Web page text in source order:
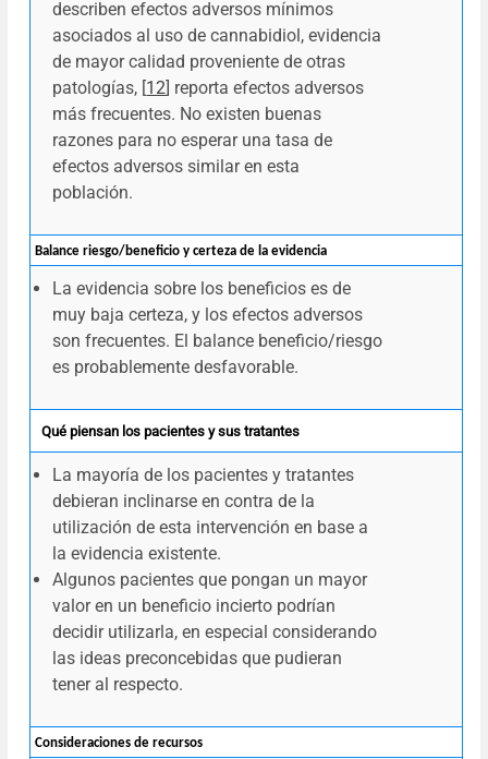
describen efectos adversos mínimos
asociados al uso de cannabidiol, evidencia
de mayor calidad proveniente de otras
patologías, [12] reporta efectos adversos
más frecuentes. No existen buenas
razones para no esperar una tasa de
efectos adversos similar en esta
población.
Balance riesgo/beneficio y certeza de la evidencia
La evidencia sobre los beneficios es de
muy baja certeza, y los efectos adversos
son frecuentes. El balance beneficio/riesgo
es probablemente desfavorable.
Qué piensan los pacientes y sus tratantes
La mayoría de los pacientes y tratantes
debieran inclinarse en contra de la
utilización de esta intervención en base a
la evidencia existente.
Algunos pacientes que pongan un mayor
valor en un beneficio incierto podrían
decidir utilizarla, en especial considerando
las ideas preconcebidas que pudieran
tener al respecto.
Consideraciones de recursos